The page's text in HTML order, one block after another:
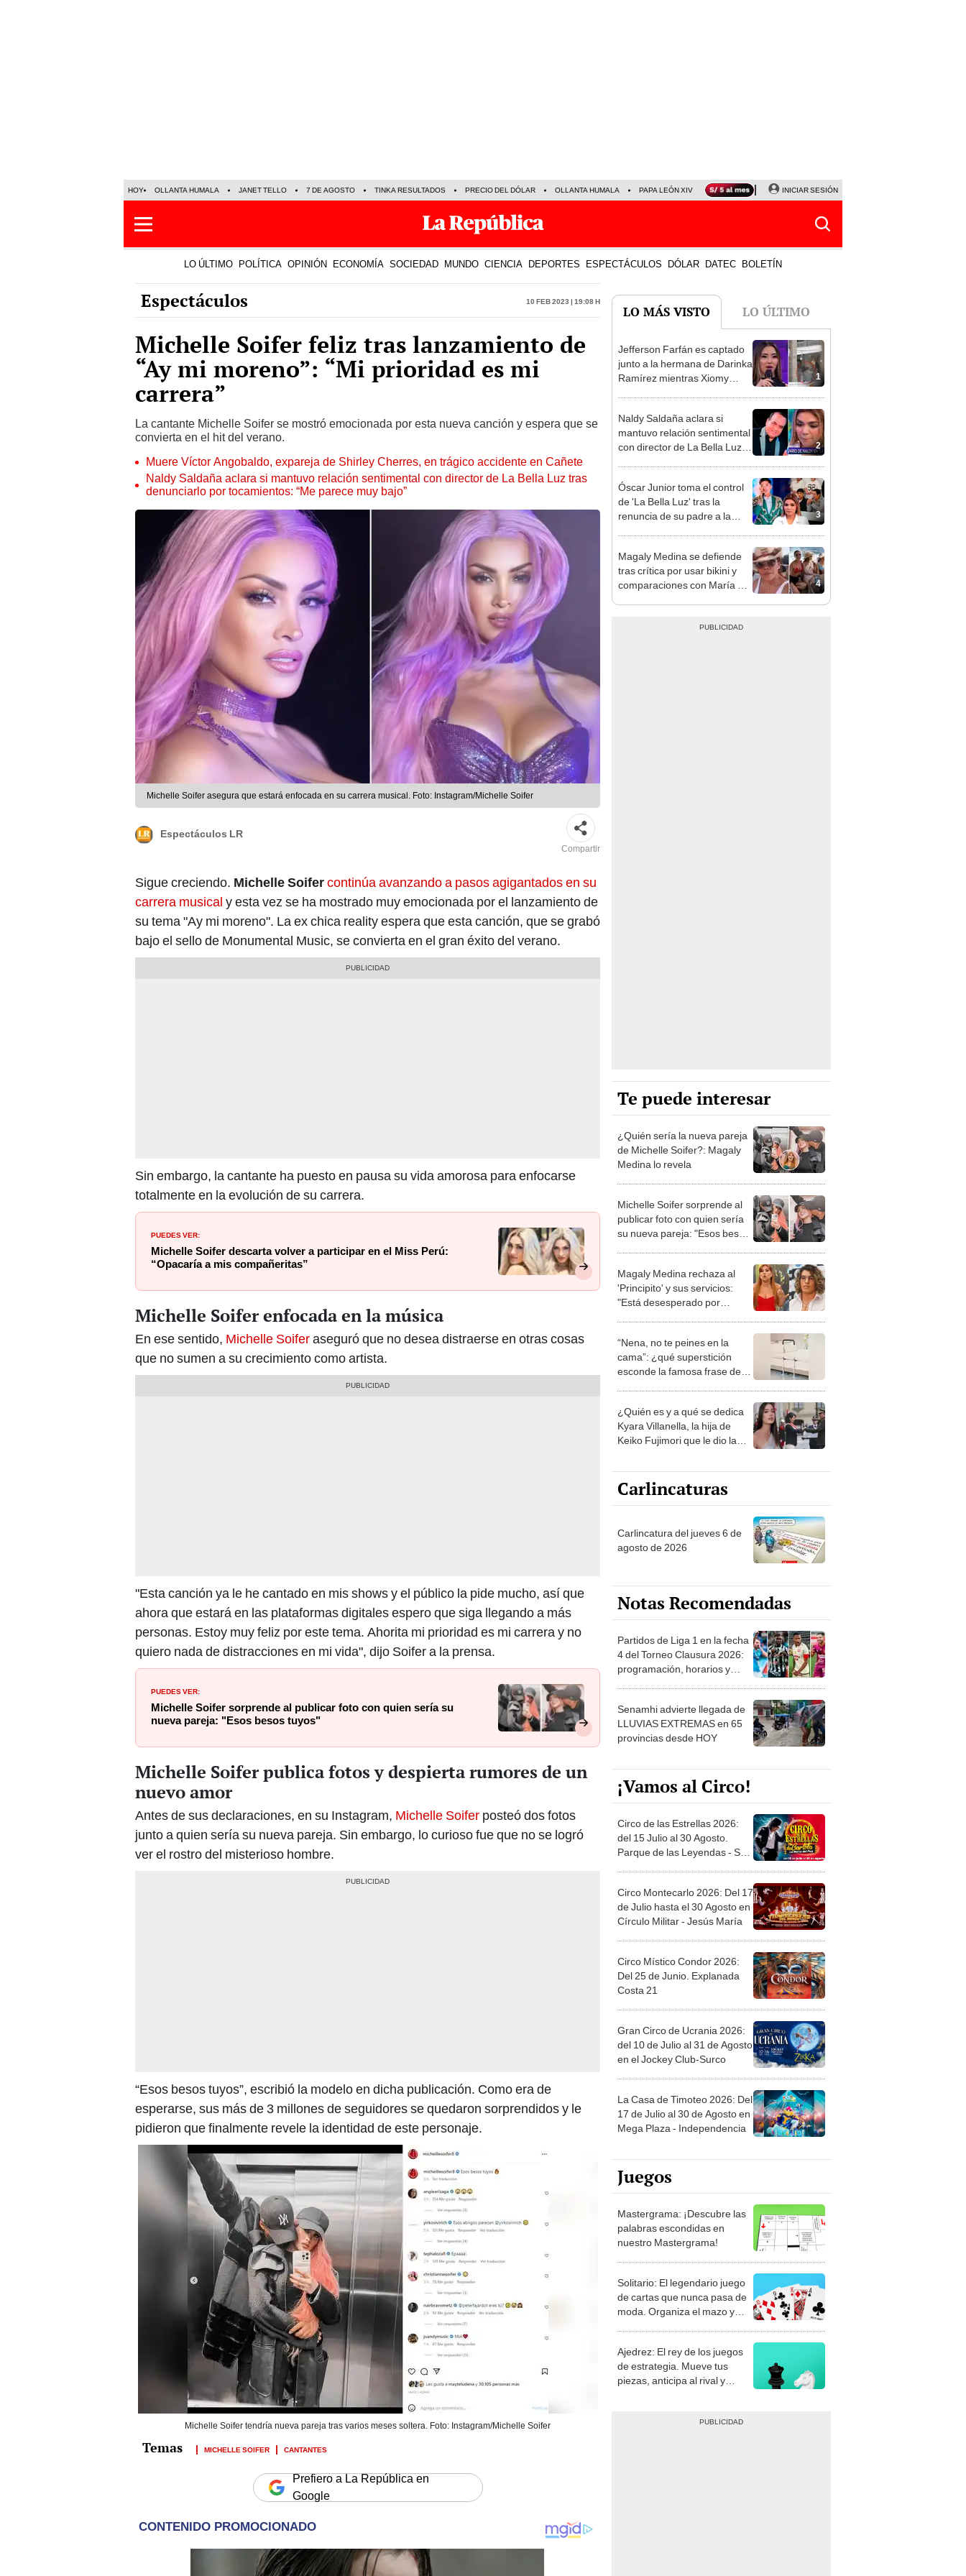
HOY OLLANTA HUMALA JANET TELLO 7 DE AGOSTO TINKA RESULTADOS PRECIO DEL DÓLAR OLLANTA HUMALA PAPA LEÓN XIV NALDY SALDAÑA LA BELLA LUZ
INICIAR SESIÓN
LO ÚLTIMO POLÍTICA OPINIÓN ECONOMÍA SOCIEDAD MUNDO CIENCIA DEPORTES ESPECTÁCULOS DÓLAR DATEC BOLETÍN
Espectáculos 10 Feb 2023 | 19:08 h
Michelle Soifer feliz tras lanzamiento de
“Ay mi moreno”: “Mi prioridad es mi
carrera”
La cantante Michelle Soifer se mostró emocionada por esta nueva canción y espera que se
convierta en el hit del verano.
Muere Víctor Angobaldo, expareja de Shirley Cherres, en trágico accidente en Cañete
Naldy Saldaña aclara si mantuvo relación sentimental con director de La Bella Luz tras
denunciarlo por tocamientos: “Me parece muy bajo”
Michelle Soifer asegura que estará enfocada en su carrera musical. Foto: Instagram/Michelle Soifer
Espectáculos LR
Compartir
Sigue creciendo. Michelle Soifercontinúa avanzando a pasos agigantados en su
carrera musical y esta vez se ha mostrado muy emocionada por el lanzamiento de
su tema "Ay mi moreno". La ex chica reality espera que esta canción, que se grabó
bajo el sello de Monumental Music, se convierta en el gran éxito del verano.
Sin embargo, la cantante ha puesto en pausa su vida amorosa para enfocarse
totalmente en la evolución de su carrera.
PUEDES VER:
Michelle Soifer descarta volver a participar en el Miss Perú:
“Opacaría a mis compañeritas”
Michelle Soifer enfocada en la música
En ese sentido, Michelle Soiferaseguró que no desea distraerse en otras cosas
que no sumen a su crecimiento como artista.
"Esta canción ya le he cantado en mis shows y el público la pide mucho, así que
ahora que estará en las plataformas digitales espero que siga llegando a más
personas. Estoy muy feliz por este tema. Ahorita mi prioridad es mi carrera y no
quiero nada de distracciones en mi vida", dijo Soifer a la prensa.
PUEDES VER:
Michelle Soifer sorprende al publicar foto con quien sería su
nueva pareja: "Esos besos tuyos"
Michelle Soifer publica fotos y despierta rumores de un
nuevo amor
Antes de sus declaraciones, en su Instagram, Michelle Soifer posteó dos fotos
junto a quien sería su nueva pareja. Sin embargo, lo curioso fue que no se logró
ver el rostro del misterioso hombre.
“Esos besos tuyos”, escribió la modelo en dicha publicación. Como era de
esperarse, sus más de 3 millones de seguidores se quedaron sorprendidos y le
pidieron que finalmente revele la identidad de este personaje.
Michelle Soifer tendría nueva pareja tras varios meses soltera. Foto: Instagram/Michelle Soifer
MICHELLE SOIFER CANTANTES
Prefiero a La República en
Google
LO MÁS VISTO LO ÚLTIMO
1
Jefferson Farfán es captado
junto a la hermana de Darinka
Ramírez mientras Xiomy
2
Naldy Saldaña aclara si
mantuvo relación sentimental
con director de La Bella Luz
bajo”
3
Óscar Junior toma el control
de 'La Bella Luz' tras la
renuncia de su padre a la
4
Magaly Medina se defiende
tras crítica por usar bikini y
comparaciones con María Pía
Te puede interesar
¿Quién sería la nueva pareja
de Michelle Soifer?: Magaly
Medina lo revela
Michelle Soifer sorprende al
publicar foto con quien sería
su nueva pareja: "Esos besos
Magaly Medina rechaza al
'Principito' y sus servicios:
"Está desesperado por
“Nena, no te peines en la
cama”: ¿qué superstición
esconde la famosa frase de
¿Quién es y a qué se dedica
Kyara Villanella, la hija de
Keiko Fujimori que le dio la
Carlincaturas
Carlincatura del jueves 6 de
agosto de 2026
Notas Recomendadas
Partidos de Liga 1 en la fecha
4 del Torneo Clausura 2026:
programación, horarios y
Senamhi advierte llegada de
LLUVIAS EXTREMAS en 65
provincias desde HOY
¡Vamos al Circo!
Circo de las Estrellas 2026:
del 15 Julio al 30 Agosto.
Parque de las Leyendas - San
Circo Montecarlo 2026: Del 17
de Julio hasta el 30 Agosto en
Círculo Militar - Jesús María
Circo Místico Condor 2026:
Del 25 de Junio. Explanada
Costa 21
Gran Circo de Ucrania 2026:
del 10 de Julio al 31 de Agosto
en el Jockey Club-Surco
La Casa de Timoteo 2026: Del
17 de Julio al 30 de Agosto en
Mega Plaza - Independencia
Juegos
Mastergrama: ¡Descubre las
palabras escondidas en
nuestro Mastergrama!
Solitario: El legendario juego
de cartas que nunca pasa de
moda. Organiza el mazo y
Ajedrez: El rey de los juegos
de estrategia. Mueve tus
piezas, anticipa al rival y